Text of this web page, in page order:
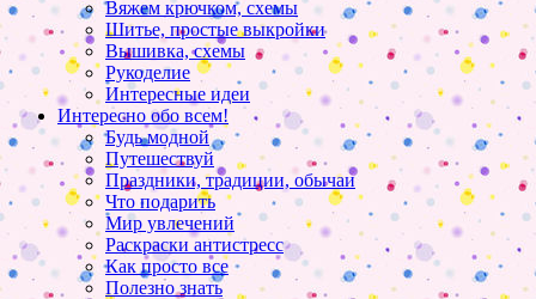
Вяжем крючком, схемы
Шитье, простые выкройки
Вышивка, схемы
Рукоделие
Интересные идеи
Интересно обо всем!
Будь модной
Путешествуй
Праздники, традиции, обычаи
Что подарить
Мир увлечений
Раскраски антистресс
Как просто все
Полезно знать